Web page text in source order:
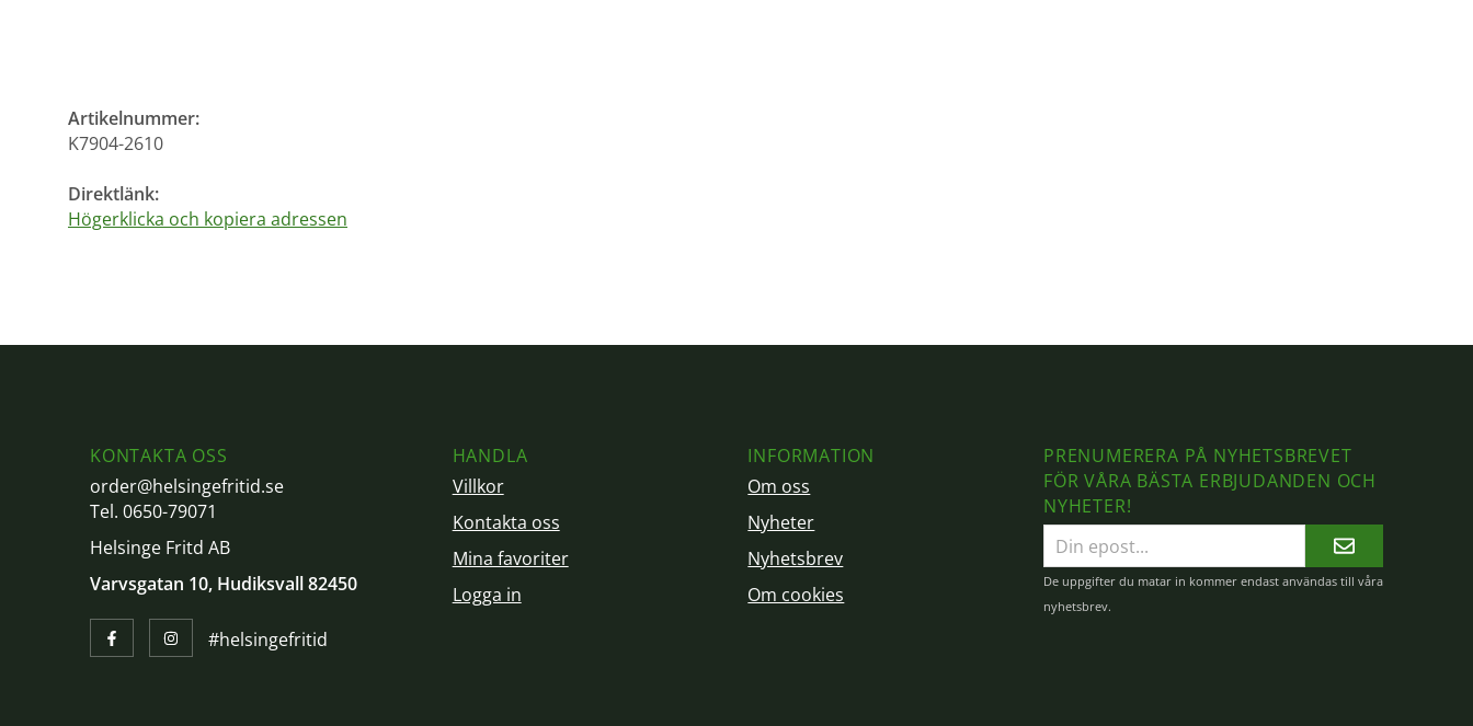
Artikelnummer:
K7904-2610
Direktlänk:
Högerklicka och kopiera adressen
KONTAKTA OSS
order@helsingefritid.se
Tel. 0650-79071
Helsinge Fritd AB
Varvsgatan 10, Hudiksvall 82450
#helsingefritid
HANDLA
Villkor
Kontakta oss
Mina favoriter
Logga in
INFORMATION
Om oss
Nyheter
Nyhetsbrev
Om cookies
PRENUMERERA PÅ NYHETSBREVET
FÖR VÅRA BÄSTA ERBJUDANDEN OCH
NYHETER!
E-
postadress
De uppgifter du matar in kommer endast användas till våra
nyhetsbrev.